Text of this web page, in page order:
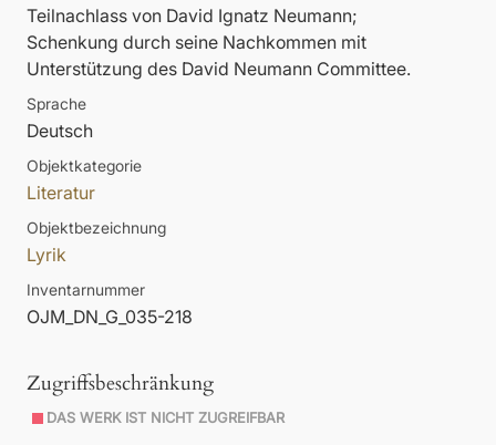
Teilnachlass von David Ignatz Neumann;
Schenkung durch seine Nachkommen mit
Unterstützung des David Neumann Committee.
Sprache
Deutsch
Objektkategorie
Literatur
Objektbezeichnung
Lyrik
Inventarnummer
OJM_DN_G_035-218
Zugriffsbeschränkung
DAS WERK IST NICHT ZUGREIFBAR